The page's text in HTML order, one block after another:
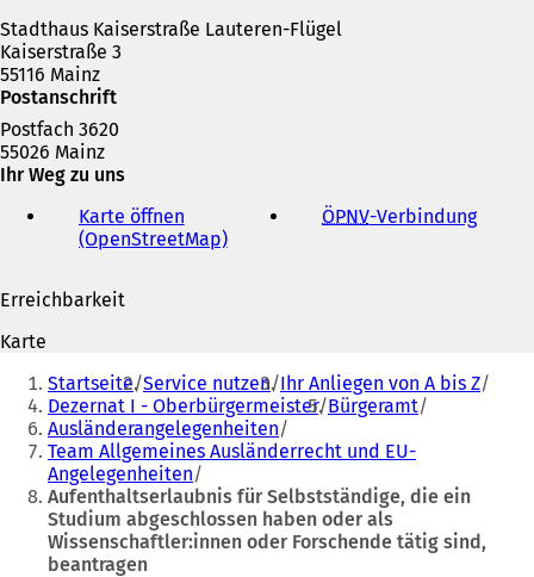
m
T
b
)
Stadthaus Kaiserstraße Lauteren-Flügel
Kaiserstraße 3
55116 Mainz
Postanschrift
Postfach 3620
55026 Mainz
Ihr Weg zu uns
Karte öffnen
(OpenStreetMap)(
t
i
n
e
i
n
e
m
n
ÖPNV-Verbindung(
i
n
n
e
Erreichbarkeit
Karte
Sie
befinden
sich
hier:
Startseite Service nutzen Ihr Anliegen von A bis Z
Dezernat I - Oberbürgermeister Bürgeramt
Ausländerangelegenheiten
Team Allgemeines Ausländerrecht und EU-
Angelegenheiten
Aufenthaltserlaubnis für Selbstständige, die ein
Studium abgeschlossen haben oder als
Wissenschaftler:innen oder Forschende tätig sind,
beantragen